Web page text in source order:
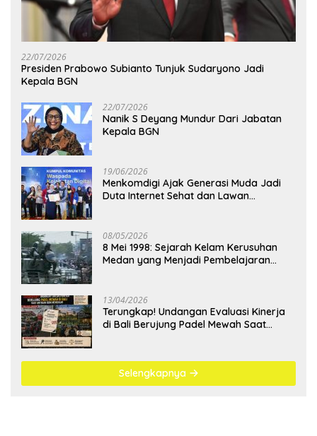
22/07/2026
Presiden Prabowo Subianto Tunjuk Sudaryono Jadi
Kepala BGN
22/07/2026
Nanik S Deyang Mundur Dari Jabatan
Kepala BGN
19/06/2026
Menkomdigi Ajak Generasi Muda Jadi
Duta Internet Sehat dan Lawan
08/05/2026
8 Mei 1998: Sejarah Kelam Kerusuhan
Medan yang Menjadi Pembelajaran
13/04/2026
Terungkap! Undangan Evaluasi Kinerja
di Bali Berujung Padel Mewah Saat
Selengkapnya